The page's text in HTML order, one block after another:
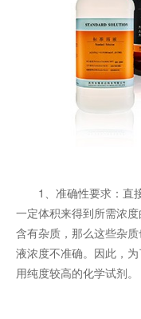
1、准确性要求：直接
一定体积来得到所需浓
含有杂质，那么这些杂
液浓度不准确。因此，
用纯度较高的化学试剂。